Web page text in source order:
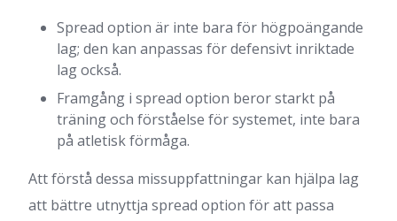
Spread option är inte bara för högpoängande
lag; den kan anpassas för defensivt inriktade
lag också.
Framgång i spread option beror starkt på
träning och förståelse för systemet, inte bara
på atletisk förmåga.
Att förstå dessa missuppfattningar kan hjälpa lag
att bättre utnyttja spread option för att passa